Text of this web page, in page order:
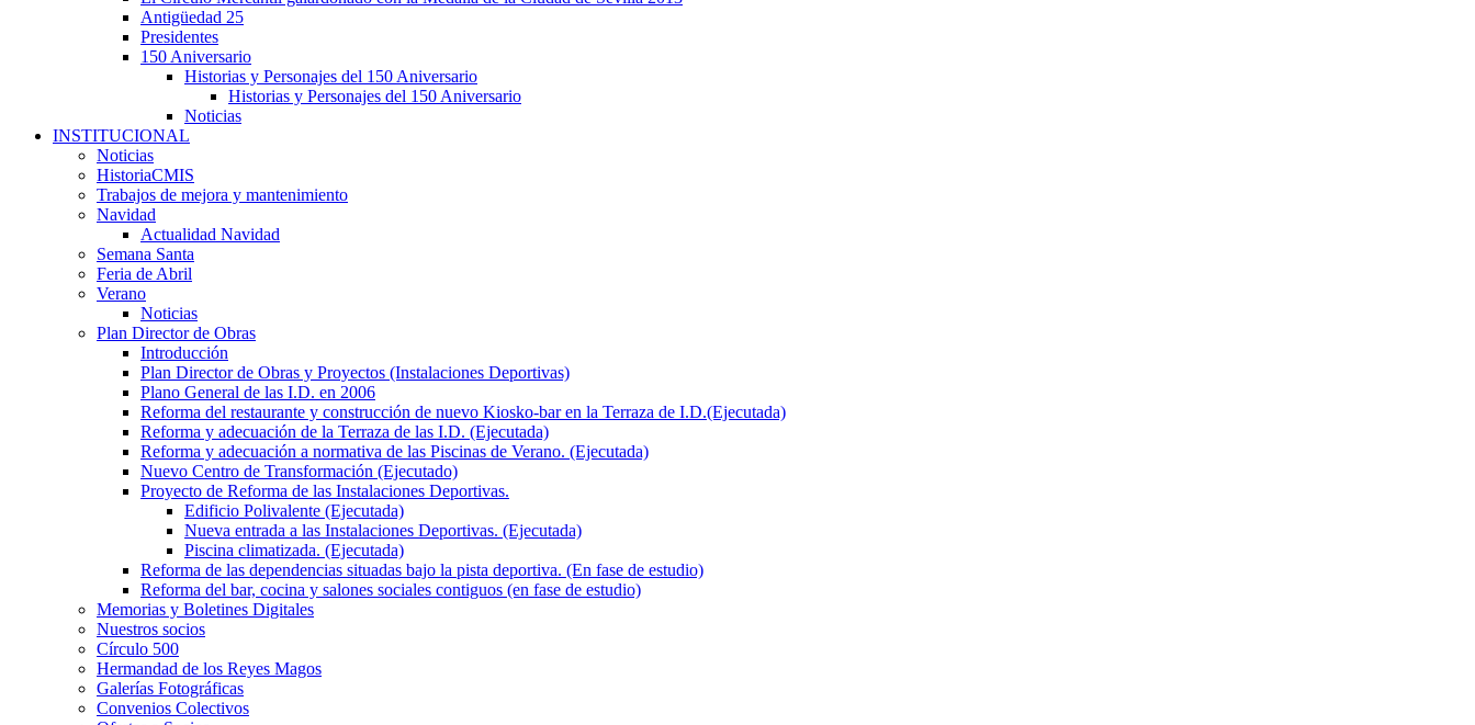
Antigüedad 25
Presidentes
150 Aniversario
Historias y Personajes del 150 Aniversario
Historias y Personajes del 150 Aniversario
Noticias
INSTITUCIONAL
Noticias
HistoriaCMIS
Trabajos de mejora y mantenimiento
Navidad
Actualidad Navidad
Semana Santa
Feria de Abril
Verano
Noticias
Plan Director de Obras
Introducción
Plan Director de Obras y Proyectos (Instalaciones Deportivas)
Plano General de las I.D. en 2006
Reforma del restaurante y construcción de nuevo Kiosko-bar en la Terraza de I.D.(Ejecutada)
Reforma y adecuación de la Terraza de las I.D. (Ejecutada)
Reforma y adecuación a normativa de las Piscinas de Verano. (Ejecutada)
Nuevo Centro de Transformación (Ejecutado)
Proyecto de Reforma de las Instalaciones Deportivas.
Edificio Polivalente (Ejecutada)
Nueva entrada a las Instalaciones Deportivas. (Ejecutada)
Piscina climatizada. (Ejecutada)
Reforma de las dependencias situadas bajo la pista deportiva. (En fase de estudio)
Reforma del bar, cocina y salones sociales contiguos (en fase de estudio)
Memorias y Boletines Digitales
Nuestros socios
Círculo 500
Hermandad de los Reyes Magos
Galerías Fotográficas
Convenios Colectivos